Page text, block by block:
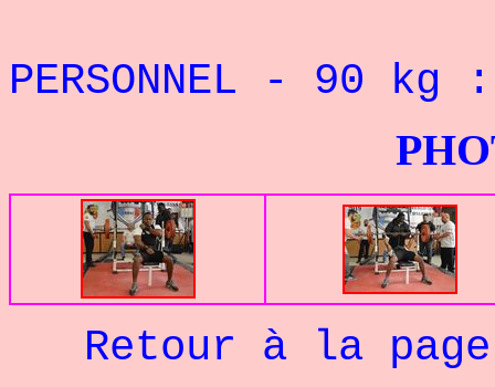
PERSONNEL - 90 kg
PHOTOS
Retour à la